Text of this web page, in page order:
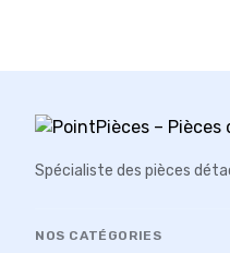
Spécialiste des pièces
NOS CATÉGORIES